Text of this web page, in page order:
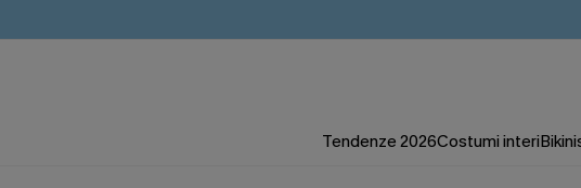
Tendenze 2026Costumi interi